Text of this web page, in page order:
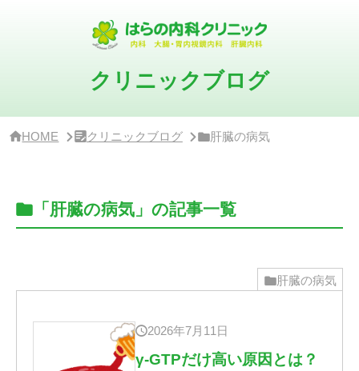
クリニックブログ
HOME クリニックブログ 肝臓の病気
「肝臓の病気」の記事一覧
肝臓の病気
2026年7月11日
γ-GTPだけ高い原因とは？